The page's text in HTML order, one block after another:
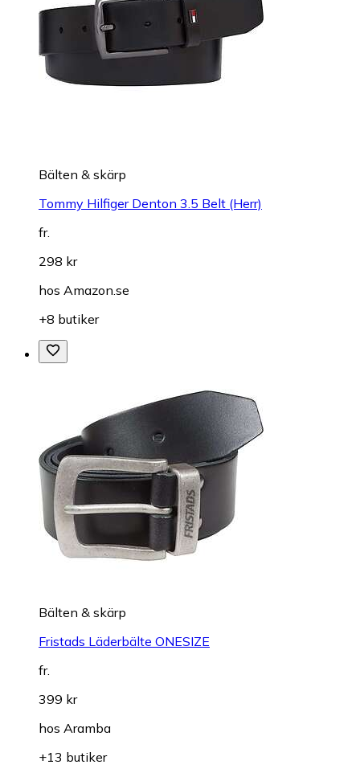
Bälten & skärp
Tommy Hilfiger Denton 3.5 Belt (Herr)
fr.
298 kr
hos Amazon.se
+8 butiker
Bälten & skärp
Fristads Läderbälte ONESIZE
fr.
399 kr
hos Aramba
+13 butiker